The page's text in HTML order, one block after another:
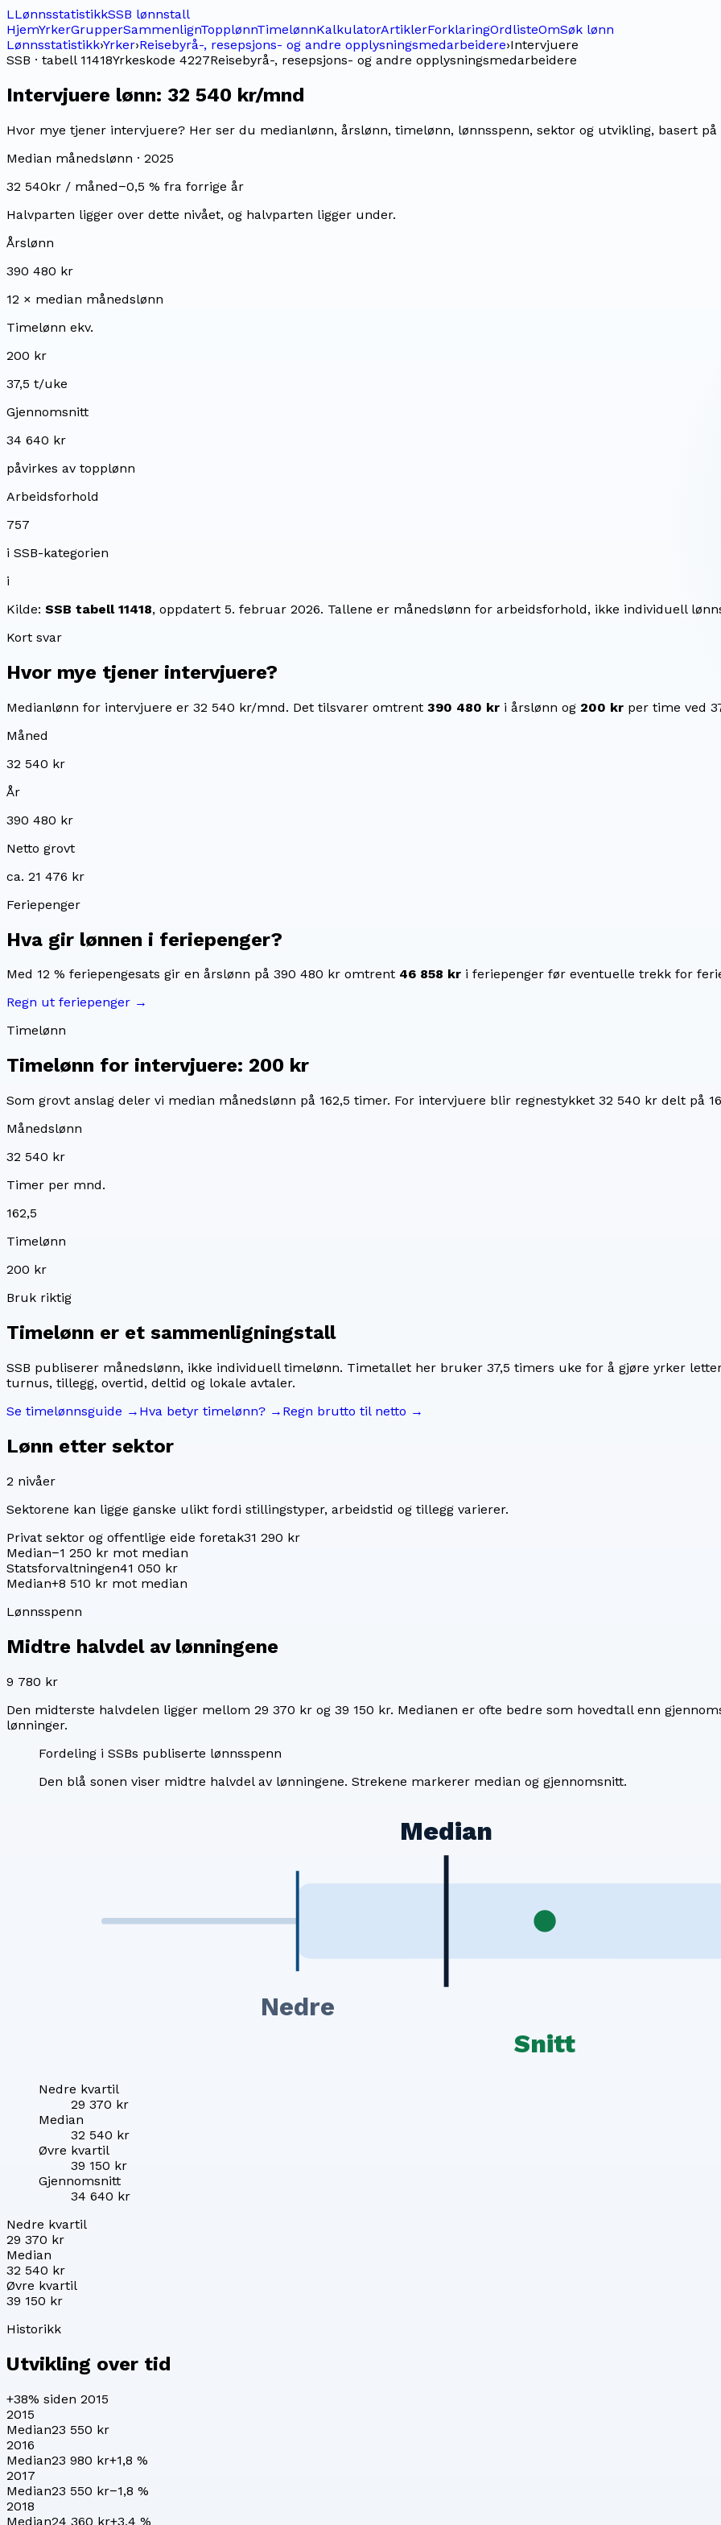
LLønnsstatistikkSSB lønnstall
HjemYrkerGrupperSammenlignTopplønnTimelønnKalkulatorArtiklerForklaringOrdlisteOmSøk lønn
Lønnsstatistikk›Yrker›Reisebyrå-, resepsjons- og andre opplysningsmedarbeidere›Intervjuere
SSB · tabell 11418Yrkeskode 4227Reisebyrå-, resepsjons- og andre opplysningsmedarbeidere
Intervjuere lønn: 32 540 kr/mnd
Hvor mye tjener intervjuere? Her ser du medianlønn, årslønn, timelønn, lønnsspenn, sektor og utvikling, basert på
Median månedslønn · 2025
32 540kr / måned−0,5 % fra forrige år
Halvparten ligger over dette nivået, og halvparten ligger under.
Årslønn
390 480 kr
12 × median månedslønn
Timelønn ekv.
200 kr
37,5 t/uke
Gjennomsnitt
34 640 kr
påvirkes av topplønn
Arbeidsforhold
757
i SSB-kategorien
i
Kilde: SSB tabell 11418, oppdatert 5. februar 2026. Tallene er månedslønn for arbeidsforhold, ikke individuell
Kort svar
Hvor mye tjener intervjuere?
Medianlønn for intervjuere er 32 540 kr/mnd. Det tilsvarer omtrent 390 480 kr i årslønn og 200 kr per time ved
Måned
32 540 kr
År
390 480 kr
Netto grovt
ca. 21 476 kr
Feriepenger
Hva gir lønnen i feriepenger?
Med 12 % feriepengesats gir en årslønn på 390 480 kr omtrent 46 858 kr i feriepenger før eventuelle trekk for
Regn ut feriepenger →
Timelønn
Timelønn for intervjuere: 200 kr
Som grovt anslag deler vi median månedslønn på 162,5 timer. For intervjuere blir regnestykket 32 540 kr delt på
Månedslønn
32 540 kr
Timer per mnd.
162,5
Timelønn
200 kr
Bruk riktig
Timelønn er et sammenligningstall
SSB publiserer månedslønn, ikke individuell timelønn. Timetallet her bruker 37,5 timers uke for å gjøre yrker
turnus, tillegg, overtid, deltid og lokale avtaler.
Se timelønnsguide → Hva betyr timelønn? → Regn brutto til netto →
Lønn etter sektor
2 nivåer
Sektorene kan ligge ganske ulikt fordi stillingstyper, arbeidstid og tillegg varierer.
Privat sektor og offentlige eide foretak31 290 kr
Median−1 250 kr mot median
Statsforvaltningen41 050 kr
Median+8 510 kr mot median
Lønnsspenn
Midtre halvdel av lønningene
9 780 kr
Den midterste halvdelen ligger mellom 29 370 kr og 39 150 kr. Medianen er ofte bedre som hovedtall enn
lønninger.
Fordeling i SSBs publiserte lønnsspenn
Den blå sonen viser midtre halvdel av lønningene. Strekene markerer median og gjennomsnitt.
Nedre
Median
Snitt
Nedre kvartil
29 370 kr
Median
32 540 kr
Øvre kvartil
39 150 kr
Gjennomsnitt
34 640 kr
Nedre kvartil
29 370 kr
Median
32 540 kr
Øvre kvartil
39 150 kr
Historikk
Utvikling over tid
+38% siden 2015
2015
Median23 550 kr
2016
Median23 980 kr+1,8 %
2017
Median23 550 kr−1,8 %
2018
Median24 360 kr+3,4 %